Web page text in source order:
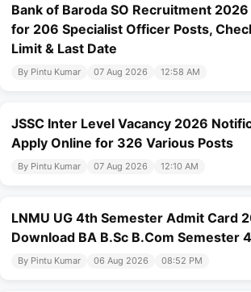
Bank of Baroda SO Recruitment
for 206 Specialist Officer Posts,
Limit & Last Date
By Pintu Kumar 07 Aug 2026 12:58 AM
JSSC Inter Level Vacancy 2026
Apply Online for 326 Various Posts
By Pintu Kumar 07 Aug 2026 12:10 AM
LNMU UG 4th Semester Admit Card
Download BA B.Sc B.Com Semester
By Pintu Kumar 06 Aug 2026 08:52 PM